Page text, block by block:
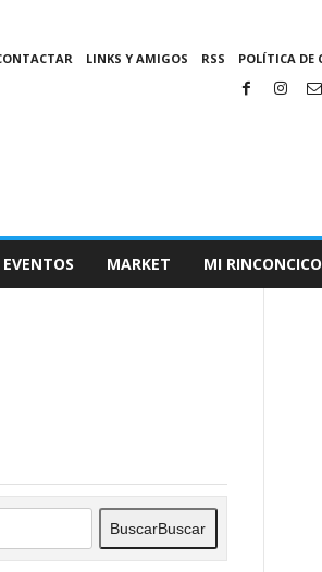
LINKS Y AMIGOS RSS POLÍTICA DE
EVENTOS MARKET MI RINCONCICO
BuscarBuscar